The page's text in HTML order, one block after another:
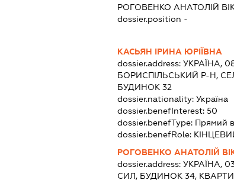
РОГОВЕНКО АНАТОЛІЙ
dossier.position -
КАСЬЯН ІРИНА ЮРІЇВНА
dossier.address: УКРАЇНА,
БОРИСПІЛЬСЬКИЙ Р-Н,
БУДИНОК 32
dossier.nationality: Україна
dossier.benefInterest: 50
dossier.benefType: Прямий
dossier.benefRole:
РОГОВЕНКО АНАТОЛІЙ
dossier.address: УКРАЇНА,
СИЛ, БУДИНОК 34,